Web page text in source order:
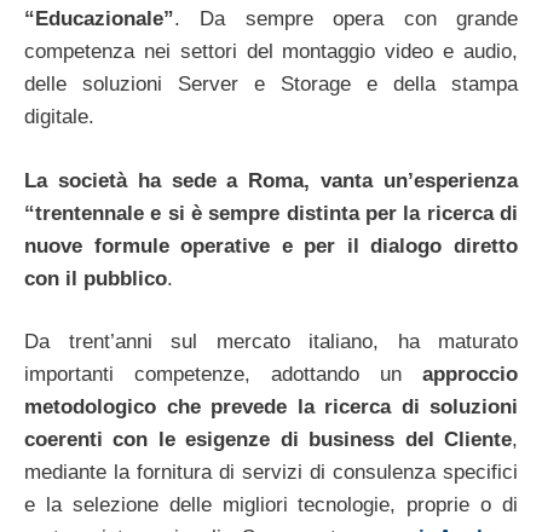
“Educazionale”. Da sempre opera con grande
competenza nei settori del montaggio video e audio,
delle soluzioni Server e Storage e della stampa
digitale.
La società ha sede a Roma, vanta un’esperienza
“trentennale e si è sempre distinta per la ricerca di
nuove formule operative e per il dialogo diretto
con il pubblico.
Da trent’anni sul mercato italiano, ha maturato
importanti competenze, adottando un approccio
metodologico che prevede la ricerca di soluzioni
coerenti con le esigenze di business del Cliente,
mediante la fornitura di servizi di consulenza specifici
e la selezione delle migliori tecnologie, proprie o di